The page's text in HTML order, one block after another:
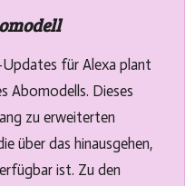
für Alexa plant
Abomodells. Dieses
zu erweiterten
über das hinausgehen,
ist. Zu den